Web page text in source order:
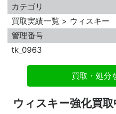
カテゴリ
買取実績一覧 > ウィスキー
管理番号
tk_0963
買取・処分
ウィスキー強化買取